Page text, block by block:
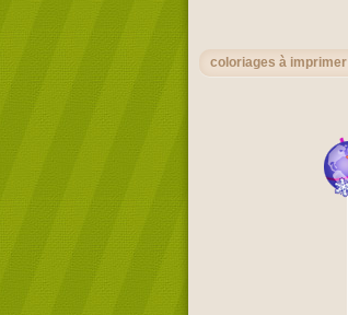
coloriages à imprimer